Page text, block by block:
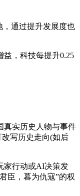
，通过提升发展度也
，科技每提升0.25
真实历史人物与事件
写历史走向(如后
家行动或AI决策发
臣，暮为仇寇”的权